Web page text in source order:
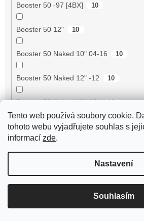
Tento web používá soubory cookie.
tohoto webu vyjadřujete souhlas s
informací zde.
Nastavení
Souhlasím
Booster 50 -97 [4BX] 10
Booster 50 12" 10
Booster 50 Naked 10" 04-16 10
Booster 50 Naked 12" -12 10
Booster 50 Naked 13" 13- 10
Booster 50 NG 10
Booster 50 One 13- 10
Booster 50 Rocket 96-99 4VA 10
Booster 50 Spirit 00-03 5MN/5MS 10